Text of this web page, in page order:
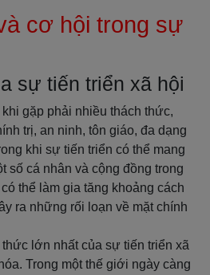
cơ hội trong sự
sự tiến triển xã hội
gặp phải nhiều thách thức,
trị, an ninh, tôn giáo, đa dạng
khi sự tiến triển có thể mang
số cá nhân và cộng đồng trong
thể làm gia tăng khoảng cách
ra những rối loạn về mặt chính
lớn nhất của sự tiến triển xã
Trong một thế giới ngày càng